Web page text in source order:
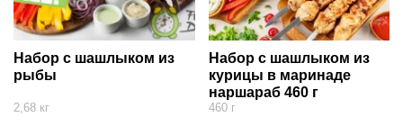
Набор с шашлыком из
рыбы
2,68 кг
Набор с шашлыком из
курицы в маринаде
наршараб 460 г
460 г